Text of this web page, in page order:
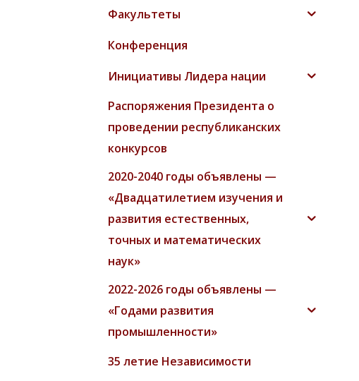
Факультеты
Конференция
Инициативы Лидера нации
Распоряжения Президента о
проведении республиканских
конкурсов
2020-2040 годы объявлены —
«Двадцатилетием изучения и
развития естественных,
точных и математических
наук»
2022-2026 годы объявлены —
«Годами развития
промышленности»
35 летие Независимости